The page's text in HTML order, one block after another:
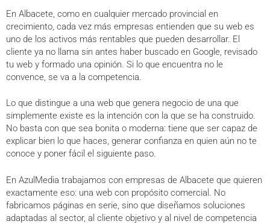
En Albacete, como en cualquier mercado provincial en
crecimiento, cada vez más empresas entienden que su web es
uno de los activos más rentables que pueden desarrollar. El
cliente ya no llama sin antes haber buscado en Google, revisado
tu web y formado una opinión. Si lo que encuentra no le
convence, se va a la competencia.
Lo que distingue a una web que genera negocio de una que
simplemente existe es la intención con la que se ha construido.
No basta con que sea bonita o moderna: tiene que ser capaz de
explicar bien lo que haces, generar confianza en quien aún no te
conoce y poner fácil el siguiente paso.
En AzulMedia trabajamos con empresas de Albacete que quieren
exactamente eso: una web con propósito comercial. No
fabricamos páginas en serie, sino que diseñamos soluciones
adaptadas al sector, al cliente objetivo y al nivel de competencia